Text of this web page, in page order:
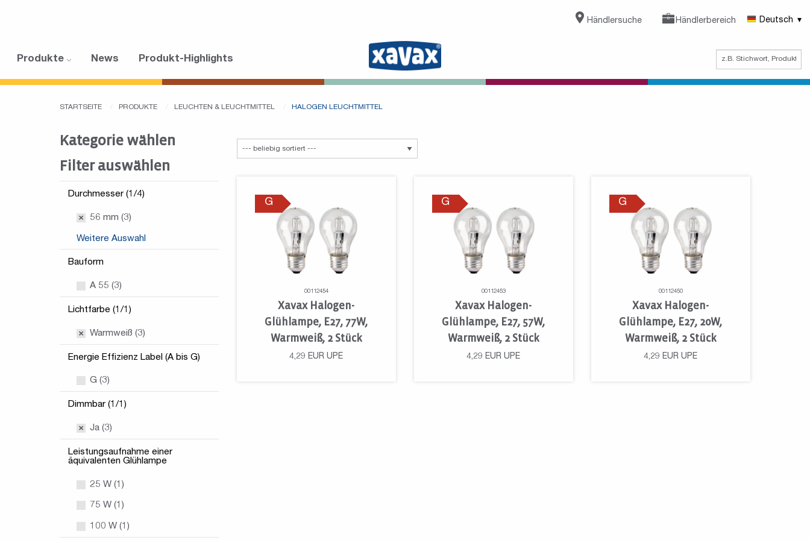
Händlersuche Händlerbereich Deutsch
Produkte News Produkt-Highlights
STARTSEITE PRODUKTE LEUCHTEN & LEUCHTMITTEL HALOGEN LEUCHTMITTEL
Kategorie wählen
Filter auswählen
Durchmesser (1/4)
56 mm (3)
Weitere Auswahl
Bauform
A 55 (3)
Lichtfarbe (1/1)
Warmweiß (3)
Energie Effizienz Label (A bis G)
G (3)
Dimmbar (1/1)
Ja (3)
Leistungsaufnahme einer
äquivalenten Glühlampe
25 W (1)
75 W (1)
100 W (1)
G
00112454
Xavax Halogen-
Glühlampe, E27, 77W,
Warmweiß, 2 Stück
4,29 EUR UPE
G
00112453
Xavax Halogen-
Glühlampe, E27, 57W,
Warmweiß, 2 Stück
4,29 EUR UPE
G
00112450
Xavax Halogen-
Glühlampe, E27, 20W,
Warmweiß, 2 Stück
4,29 EUR UPE